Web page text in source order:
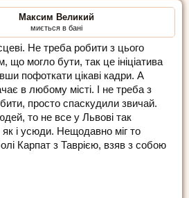
Максим Великий
миється в бані
Не треба робити з цього
що могло бути, так це ініціатива
пофоткати цікаві кадри. А
в любому місті. І не треба з
просто спаскудили звичай.
то не все у Львові так
як і усюди. Нещодавно міг то
Карпат з Таврією, взяв з собою